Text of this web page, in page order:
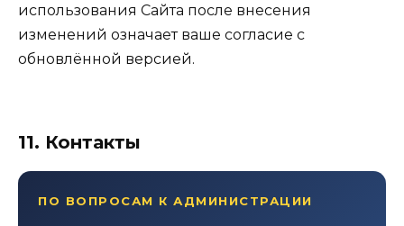
использования Сайта после внесения
изменений означает ваше согласие с
обновлённой версией.
11. Контакты
ПО ВОПРОСАМ К АДМИНИСТРАЦИИ